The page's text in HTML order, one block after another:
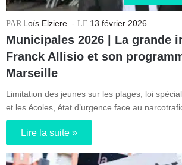
Loïs Elziere 13 février 2026
Municipales 2026 | La grande
Franck Allisio et son
Marseille
Limitation des jeunes sur les plages, loi
et les écoles, état d’urgence face au
Lire la suite »